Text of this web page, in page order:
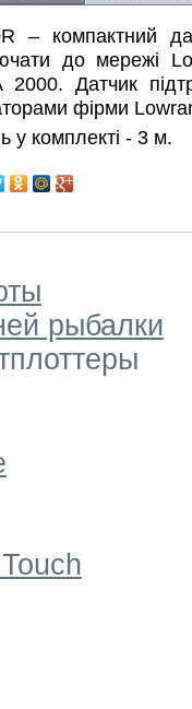
– компактний
до мережі
2000. Датчик
фірми
у комплекті - 3 м.
рыбалки